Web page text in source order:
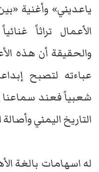
ياعديني» وأغنية
الأعمال تراثاً
والحقيقة أن هذه
عباءته لتصبح
شعبياً فعند سماعنا
التاريخ اليمني وأصالة
له اسهامات بالغة